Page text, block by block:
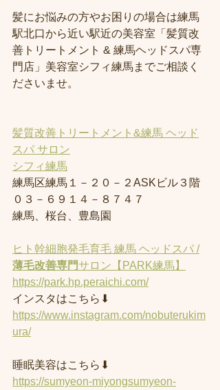
髪にお悩みの方やお困りの場合は練馬
駅北口から近い駅近の美容室「髪質改
善トリートメント & 練馬ヘッドスパ専
門店」美容室シフィ練馬までご相談く
ださいませ。
髪質改善トリートメント&練馬 ヘッド
スパ サロン
シフィ練馬
練馬区練馬１－２０－２ASKビル３階
０３－６９１４－８７４７
練馬、桜台、豊島園
ヒト幹細胞発毛育毛 練馬 ヘッドスパ /
薄毛改善専門サロン【PARK練馬】
https://park.hp.peraichi.com/
インスタはこちら⬇︎
https://www.instagram.com/nobuterukim
ura/
睡眠美容はこちら⬇︎
https://sumyeon-miyongsumyeon-